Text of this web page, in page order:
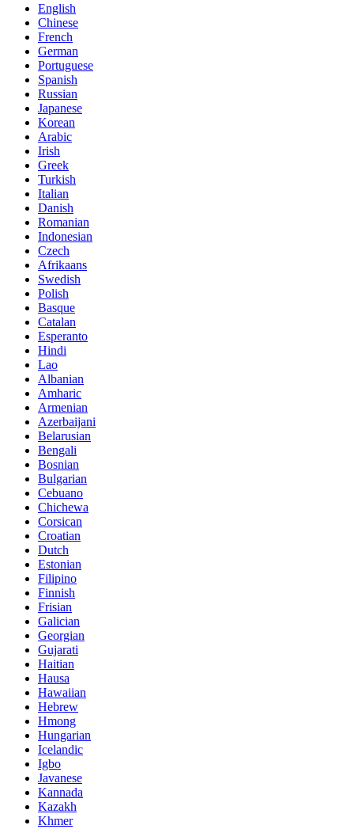
English
Chinese
French
German
Portuguese
Spanish
Russian
Japanese
Korean
Arabic
Irish
Greek
Turkish
Italian
Danish
Romanian
Indonesian
Czech
Afrikaans
Swedish
Polish
Basque
Catalan
Esperanto
Hindi
Lao
Albanian
Amharic
Armenian
Azerbaijani
Belarusian
Bengali
Bosnian
Bulgarian
Cebuano
Chichewa
Corsican
Croatian
Dutch
Estonian
Filipino
Finnish
Frisian
Galician
Georgian
Gujarati
Haitian
Hausa
Hawaiian
Hebrew
Hmong
Hungarian
Icelandic
Igbo
Javanese
Kannada
Kazakh
Khmer